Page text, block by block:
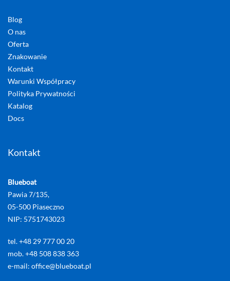
Blog
O nas
Oferta
Znakowanie
Kontakt
Warunki Współpracy
Polityka Prywatności
Katalog
Docs
Kontakt
Blueboat
Pawia 7/135,
05-500 Piaseczno
NIP: 5751743023
tel. +48 29 777 00 20
mob. +48 508 838 363
e-mail: office@blueboat.pl